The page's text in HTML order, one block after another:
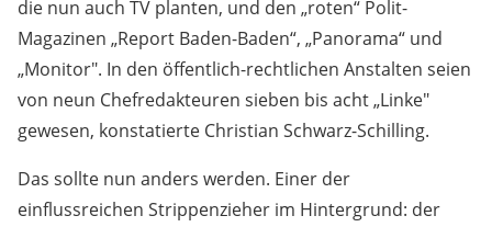
die nun auch TV planten, und den „roten“ Polit-
Magazinen „Report Baden-Baden“, „Panorama“ und
„Monitor". In den öffentlich-rechtlichen Anstalten seien
von neun Chefredakteuren sieben bis acht „Linke"
gewesen, konstatierte Christian Schwarz-Schilling.
Das sollte nun anders werden. Einer der
einflussreichen Strippenzieher im Hintergrund: der